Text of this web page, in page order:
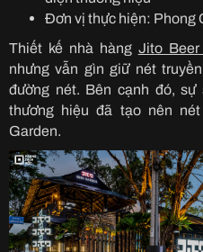
Đơn vị thực hiện:
Thiết kế nhà hàng Jito Beer
nhưng vẫn gìn giữ nét
đường nét. Bên cạnh đó,
thương hiệu đã tạo nên
Garden.